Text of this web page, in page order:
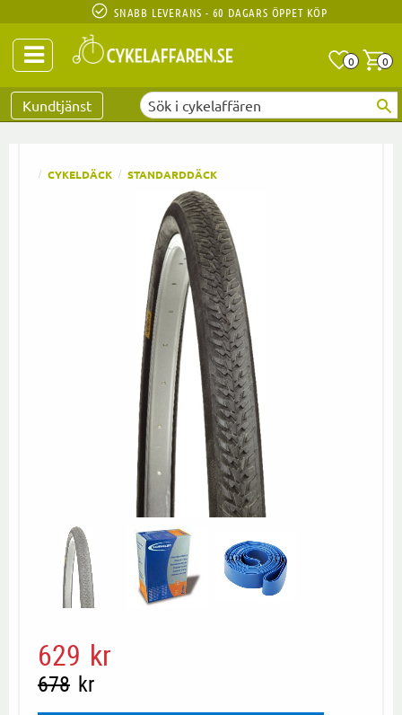
SNABB LEVERANS - 60 DAGARS ÖPPET KÖP
0 0
Kundtjänst
CYKELDÄCK STANDARDDÄCK
Nedsatt pris:
629 kr
Ordinarie pris:
678 kr